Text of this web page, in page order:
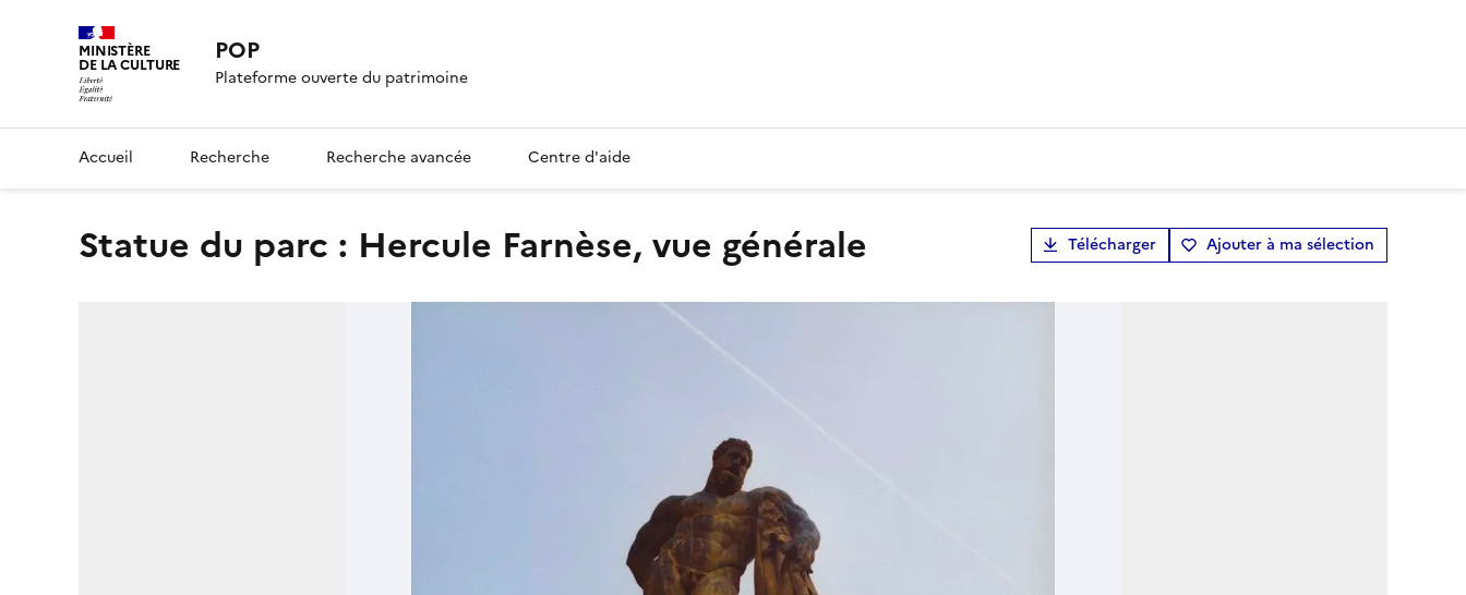
MINISTÈRE
DE LA CULTURE POP
Plateforme ouverte du patrimoine
Accueil Recherche Recherche avancée Centre d'aide
statue du parc : Hercule Farnèse, vue générale Télécharger Ajouter à ma sélection